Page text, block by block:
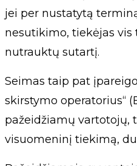
jei per nustatytą
nesutikimo, tiekėjas vis
nutrauktų sutartį.
Seimas taip pat
skirstymo operatorius“
pažeidžiamų vartotojų,
visuomeninį tiekimą,